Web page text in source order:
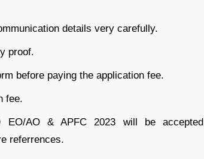
details very carefully.
proof.
before paying the application fee.
fee.
EO/AO & APFC 2023 will be accepted
referrences.